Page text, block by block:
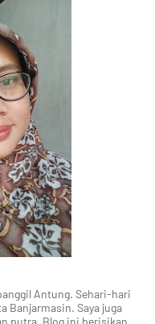
Antung. Sehari-hari
Banjarmasin. Saya juga
putra. Blog ini berisikan